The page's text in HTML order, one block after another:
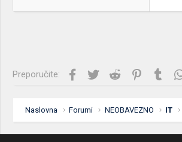
Preporučite: Facebook
Twitter Reddit Pinterest
Naslovna Forumi NEOBAVEZNO IT